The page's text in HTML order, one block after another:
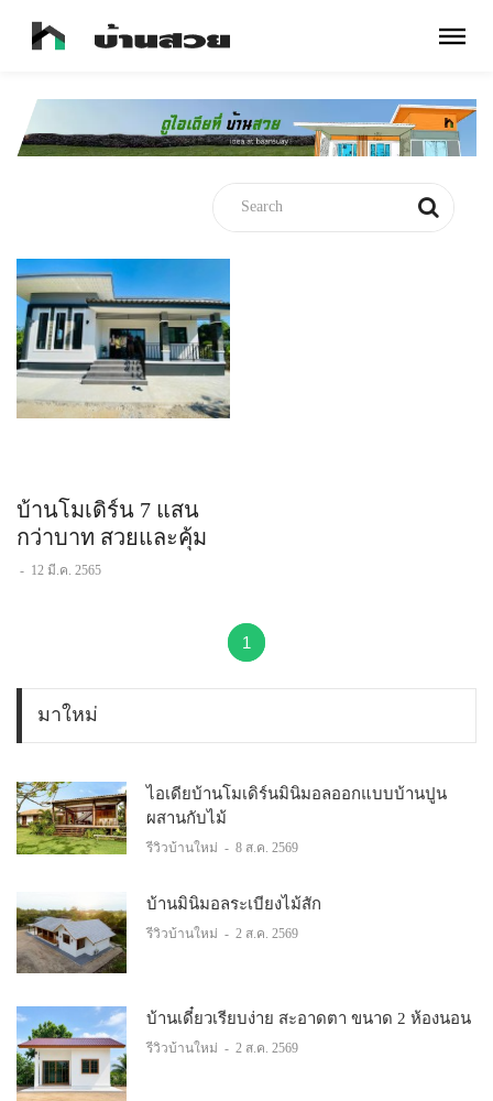
บ้านโมเดิร์น 7 แสน
กว่าบาท สวยและคุ้ม
- 12 มี.ค. 2565
1
มาใหม่
ไอเดียบ้านโมเดิร์นมินิมอลออกแบบบ้านปูน
ผสานกับไม้
รีวิวบ้านใหม่ - 8 ส.ค. 2569
บ้านมินิมอลระเบียงไม้สัก
รีวิวบ้านใหม่ - 2 ส.ค. 2569
บ้านเดี๋ยวเรียบง่าย สะอาดตา ขนาด 2 ห้องนอน
รีวิวบ้านใหม่ - 2 ส.ค. 2569